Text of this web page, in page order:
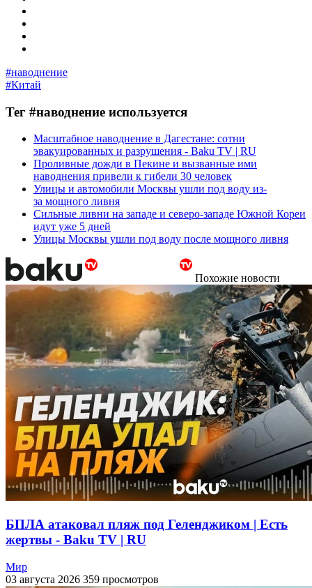
#наводнение
#Китай
Тег #наводнение используется
Масштабное наводнение в Дагестане: сотни
эвакуированных и разрушения - Baku TV | RU
Проливные дожди в Пекине и вызванные ими
наводнения привели к гибели 30 человек
Улицы и автомобили Москвы ушли под воду из-
за мощного ливня
Сильные ливни на западе и северо-западе Южной Кореи
идут уже 5 дней
Улицы Москвы ушли под воду после мощного ливня
Похожие новости
БПЛА атаковал пляж под Геленджиком | Есть
жертвы - Baku TV | RU
Мир
03 августа 2026 359 просмотров